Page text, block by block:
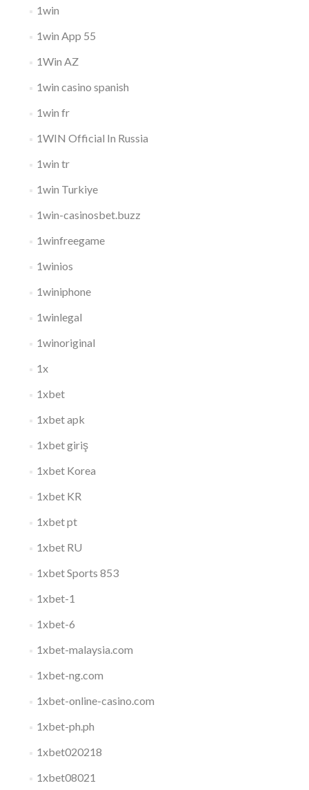
1win
1win App 55
1Win AZ
1win casino spanish
1win fr
1WIN Official In Russia
1win tr
1win Turkiye
1win-casinosbet.buzz
1winfreegame
1winios
1winiphone
1winlegal
1winoriginal
1x
1xbet
1xbet apk
1xbet giriş
1xbet Korea
1xbet KR
1xbet pt
1xbet RU
1xbet Sports 853
1xbet-1
1xbet-6
1xbet-malaysia.com
1xbet-ng.com
1xbet-online-casino.com
1xbet-ph.ph
1xbet020218
1xbet08021